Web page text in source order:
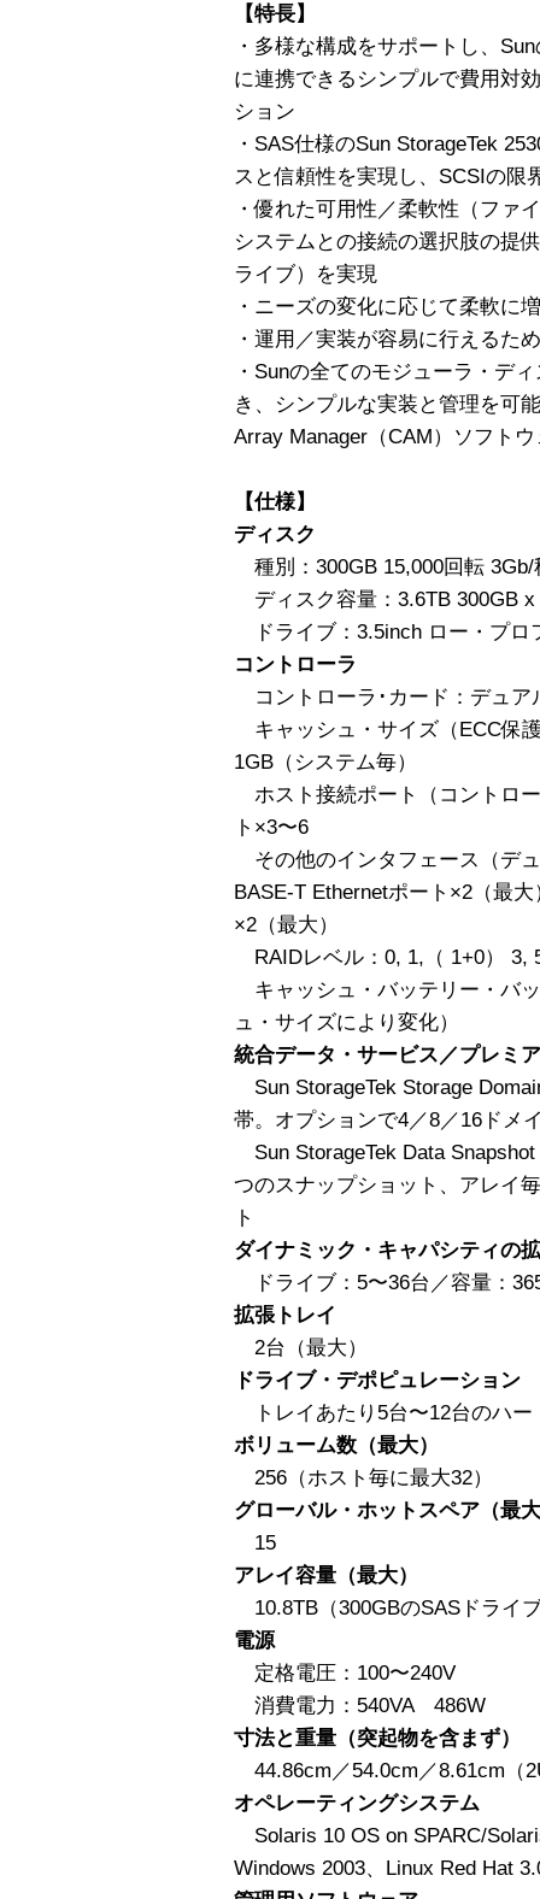
【特長】
・多様な構成をサポートし、
に連携できるシンプルで費用対
ション
・SAS仕様のSun StorageTek
スと信頼性を実現し、SCSIの限
・優れた可用性／柔軟性（ファ
システムとの接続の選択肢の提
ライブ）を実現
・ニーズの変化に応じて柔軟に
・運用／実装が容易に行えるた
・Sunの全てのモジューラ・デ
き、シンプルな実装と管理を可
Array Manager（CAM）ソフトウ
【仕様】
ディスク
種別：300GB 15,000回転 3Gb/
ディスク容量：3.6TB 300GB x
ドライブ：3.5inch ロー・プ
コントローラ
コントローラ･カード：デュア
キャッシュ・サイズ（ECC保
1GB（システム毎）
ホスト接続ポート（コントロ
ト×3〜6
その他のインタフェース（デ
BASE-T Ethernetポート×2（最
×2（最大）
RAIDレベル：0, 1,（ 1+0） 3,
キャッシュ・バッテリー・バ
ュ・サイズにより変化）
統合データ・サービス／プレミ
Sun StorageTek Storage
帯。オプションで4／8／16ドメ
Sun StorageTek Data
つのスナップショット、アレイ
ト
ダイナミック・キャパシティの
ドライブ：5〜36台／容量：
拡張トレイ
2台（最大）
ドライブ・デポピュレーション
トレイあたり5台〜12台のハー
ボリューム数（最大）
256（ホスト毎に最大32）
グローバル・ホットスペア（最
15
アレイ容量（最大）
10.8TB（300GBのSASドライ
電源
定格電圧：100〜240V
消費電力：540VA 486W
寸法と重量（突起物を含まず）
44.86cm／54.0cm／8.61cm（
オペレーティングシステム
Solaris 10 OS on SPARC/
Windows 2003、Linux Red Hat